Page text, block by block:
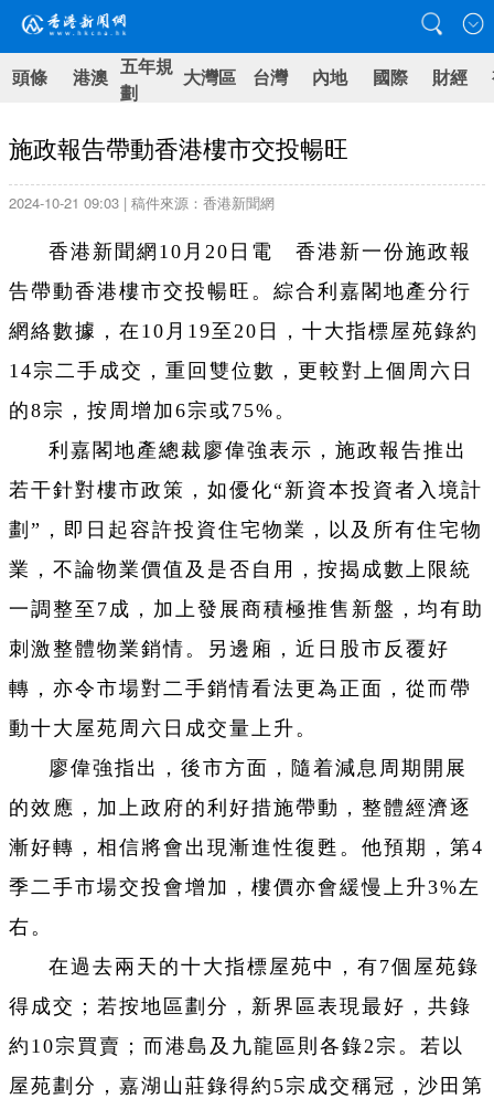
頭條 港澳 五年規
劃
大灣區 台灣 內地 國際 財經
施政報告帶動香港樓市交投暢旺
2024-10-21 09:03 | 稿件來源：香港新聞網
香港新聞網10月20日電 香港新一份施政報
告帶動香港樓市交投暢旺。綜合利嘉閣地產分行
網絡數據，在10月19至20日，十大指標屋苑錄約
14宗二手成交，重回雙位數，更較對上個周六日
的8宗，按周增加6宗或75%。
利嘉閣地產總裁廖偉強表示，施政報告推出
若干針對樓市政策，如優化“新資本投資者入境計
劃”，即日起容許投資住宅物業，以及所有住宅物
業，不論物業價值及是否自用，按揭成數上限統
一調整至7成，加上發展商積極推售新盤，均有助
刺激整體物業銷情。另邊廂，近日股市反覆好
轉，亦令市場對二手銷情看法更為正面，從而帶
動十大屋苑周六日成交量上升。
廖偉強指出，後市方面，隨着減息周期開展
的效應，加上政府的利好措施帶動，整體經濟逐
漸好轉，相信將會出現漸進性復甦。他預期，第4
季二手市場交投會增加，樓價亦會緩慢上升3%左
右。
在過去兩天的十大指標屋苑中，有7個屋苑錄
得成交；若按地區劃分，新界區表現最好，共錄
約10宗買賣；而港島及九龍區則各錄2宗。若以
屋苑劃分，嘉湖山莊錄得約5宗成交稱冠，沙田第